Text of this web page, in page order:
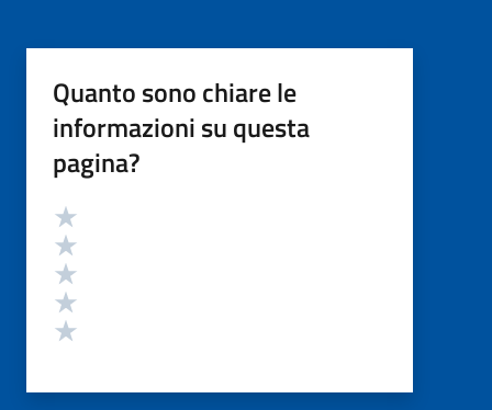
Quanto sono chiare le
informazioni su questa
pagina?
Valutazione